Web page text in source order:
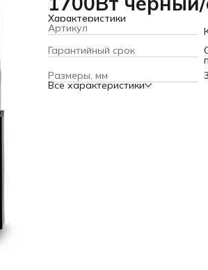
Характеристики
Артикул
Гарантийный срок
Размеры, мм
Все характеристики